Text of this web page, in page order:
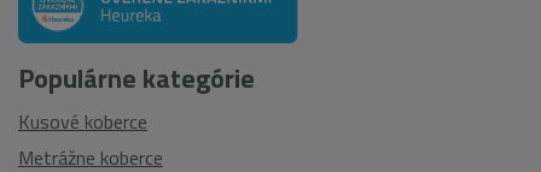
Populárne kategórie
Kusové koberce
Metrážne koberce